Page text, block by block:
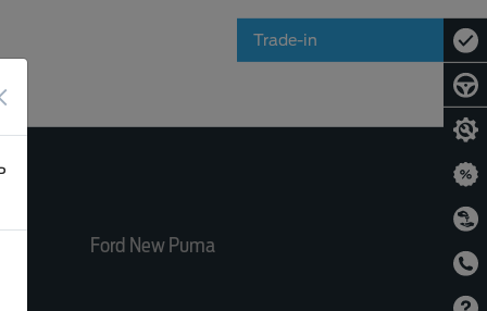
Ford New Puma
Trade-in